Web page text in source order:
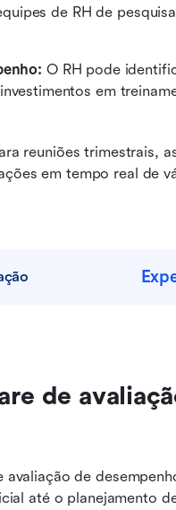
de RH de
O RH pode
em
reuniões trimestrais,
em tempo real de
de
de
até o planejamento